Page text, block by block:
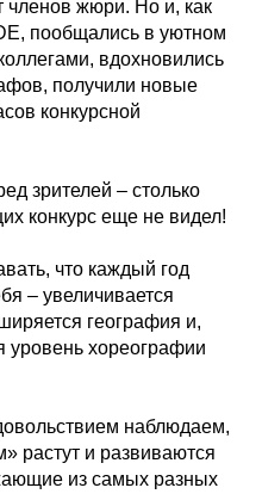
членов жюри. Но и, как
пообщались в уютном
вдохновились
получили новые
конкурсной
зрителей – столько
конкурс еще не видел!
что каждый год
– увеличивается
география и,
уровень хореографии
наблюдаем,
растут и развиваются
из самых разных